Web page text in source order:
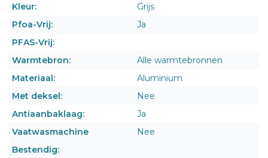
Kleur:
Grijs
Pfoa-Vrij:
Ja
PFAS-Vrij:
Warmtebron:
Alle warmtebronnen
Materiaal:
Aluminium
Met deksel:
Nee
Antiaanbaklaag:
Ja
Vaatwasmachine
Bestendig:
Nee